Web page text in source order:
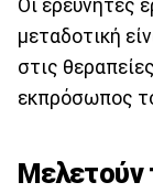
Οι ερευνητές
μεταδοτική
στις
εκπρόσωπος
Μελετούν